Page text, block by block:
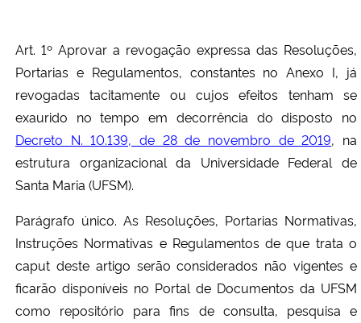
Art. 1º Aprovar a revogação expressa das Resoluções,
Portarias e Regulamentos, constantes no Anexo I, já
revogadas tacitamente ou cujos efeitos tenham se
exaurido no tempo em decorrência do disposto no
Decreto N. 10.139, de 28 de novembro de 2019, na
estrutura organizacional da Universidade Federal de
Santa Maria (UFSM).
Parágrafo único. As Resoluções, Portarias Normativas,
Instruções Normativas e Regulamentos de que trata o
caput deste artigo serão considerados não vigentes e
ficarão disponíveis no Portal de Documentos da UFSM
como repositório para fins de consulta, pesquisa e